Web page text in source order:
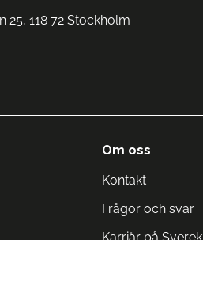
118 72 Stockholm
Om oss
Kontakt
Frågor och svar
Karriär på Sverek